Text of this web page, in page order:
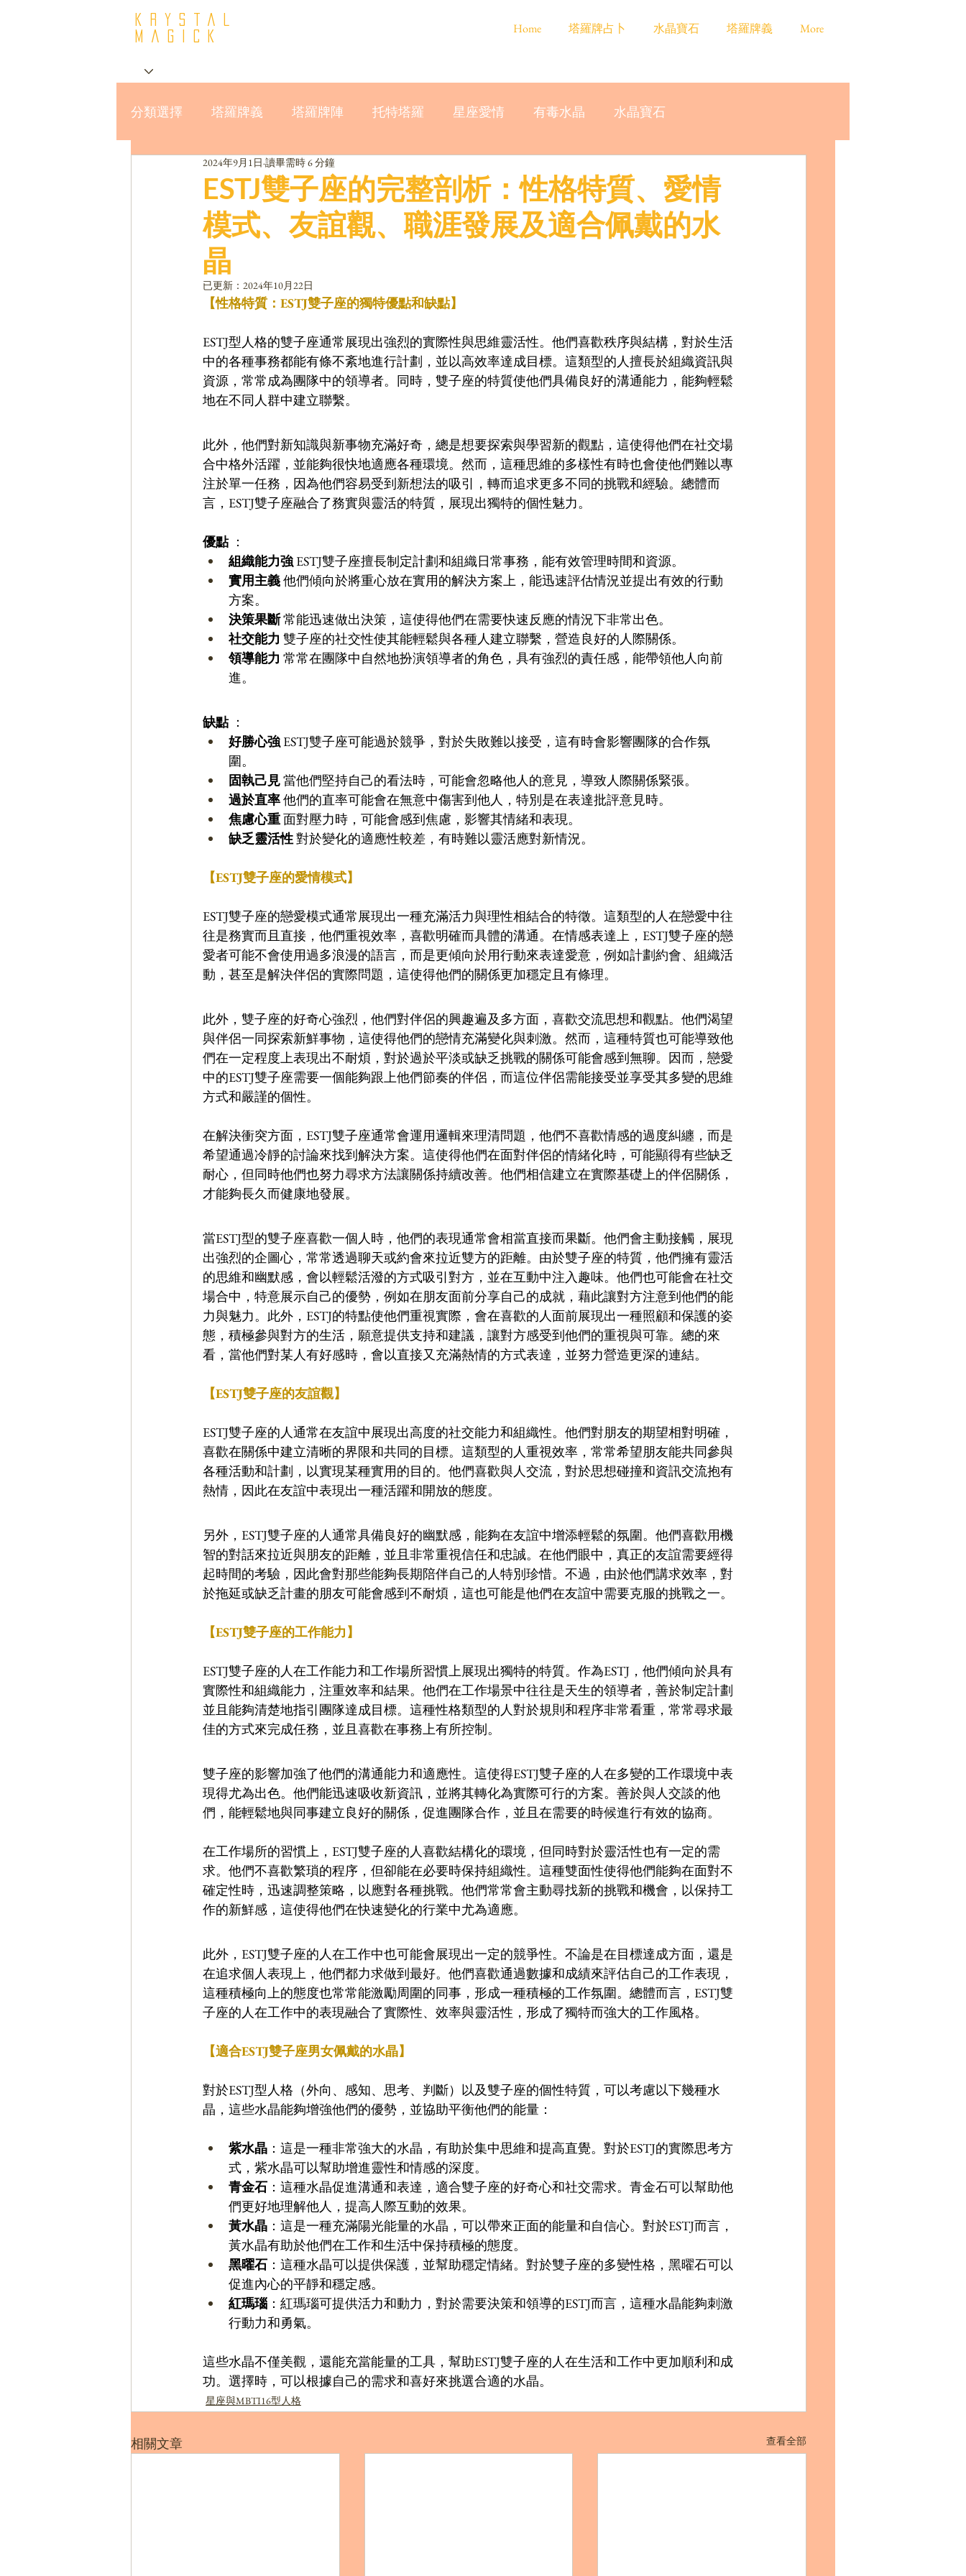
krystal
Magick
分類選擇 塔羅牌義 塔羅牌陣 托特塔羅 星座愛情 有毒水晶 水晶寶石
星座與MBTI16型人格
ESTJ雙子座的完整剖析：性格特質、愛情
模式、友誼觀、職涯發展及適合佩戴的水
晶
2024年9月1日 讀畢需時 6 分鐘
已更新： 2024年10月22日
【性格特質：ESTJ雙子座的獨特優點和缺點】
ESTJ型人格的雙子座通常展現出強烈的實際性與思維靈活性。他們喜歡秩序與結構，對於生活
中的各種事務都能有條不紊地進行計劃，並以高效率達成目標。這類型的人擅長於組織資訊與
資源，常常成為團隊中的領導者。同時，雙子座的特質使他們具備良好的溝通能力，能夠輕鬆
地在不同人群中建立聯繫。
此外，他們對新知識與新事物充滿好奇，總是想要探索與學習新的觀點，這使得他們在社交場
合中格外活躍，並能夠很快地適應各種環境。然而，這種思維的多樣性有時也會使他們難以專
注於單一任務，因為他們容易受到新想法的吸引，轉而追求更多不同的挑戰和經驗。總體而
言，ESTJ雙子座融合了務實與靈活的特質，展現出獨特的個性魅力。
優點 ：
組織能力強 ESTJ雙子座擅長制定計劃和組織日常事務，能有效管理時間和資源。
實用主義 他們傾向於將重心放在實用的解決方案上，能迅速評估情況並提出有效的行動
方案。
決策果斷 常能迅速做出決策，這使得他們在需要快速反應的情況下非常出色。
社交能力 雙子座的社交性使其能輕鬆與各種人建立聯繫，營造良好的人際關係。
領導能力 常常在團隊中自然地扮演領導者的角色，具有強烈的責任感，能帶領他人向前
進。
缺點 ：
好勝心強 ESTJ雙子座可能過於競爭，對於失敗難以接受，這有時會影響團隊的合作氛
圍。
固執己見 當他們堅持自己的看法時，可能會忽略他人的意見，導致人際關係緊張。
過於直率 他們的直率可能會在無意中傷害到他人，特別是在表達批評意見時。
焦慮心重 面對壓力時，可能會感到焦慮，影響其情緒和表現。
缺乏靈活性 對於變化的適應性較差，有時難以靈活應對新情況。
【ESTJ雙子座的愛情模式】
ESTJ雙子座的戀愛模式通常展現出一種充滿活力與理性相結合的特徵。這類型的人在戀愛中往
往是務實而且直接，他們重視效率，喜歡明確而具體的溝通。在情感表達上，ESTJ雙子座的戀
愛者可能不會使用過多浪漫的語言，而是更傾向於用行動來表達愛意，例如計劃約會、組織活
動，甚至是解決伴侶的實際問題，這使得他們的關係更加穩定且有條理。
此外，雙子座的好奇心強烈，他們對伴侶的興趣遍及多方面，喜歡交流思想和觀點。他們渴望
與伴侶一同探索新鮮事物，這使得他們的戀情充滿變化與刺激。然而，這種特質也可能導致他
們在一定程度上表現出不耐煩，對於過於平淡或缺乏挑戰的關係可能會感到無聊。因而，戀愛
中的ESTJ雙子座需要一個能夠跟上他們節奏的伴侶，而這位伴侶需能接受並享受其多變的思維
方式和嚴謹的個性。
在解決衝突方面，ESTJ雙子座通常會運用邏輯來理清問題，他們不喜歡情感的過度糾纏，而是
希望通過冷靜的討論來找到解決方案。這使得他們在面對伴侶的情緒化時，可能顯得有些缺乏
耐心，但同時他們也努力尋求方法讓關係持續改善。他們相信建立在實際基礎上的伴侶關係，
才能夠長久而健康地發展。
當ESTJ型的雙子座喜歡一個人時，他們的表現通常會相當直接而果斷。他們會主動接觸，展現
出強烈的企圖心，常常透過聊天或約會來拉近雙方的距離。由於雙子座的特質，他們擁有靈活
的思維和幽默感，會以輕鬆活潑的方式吸引對方，並在互動中注入趣味。他們也可能會在社交
場合中，特意展示自己的優勢，例如在朋友面前分享自己的成就，藉此讓對方注意到他們的能
力與魅力。此外，ESTJ的特點使他們重視實際，會在喜歡的人面前展現出一種照顧和保護的姿
態，積極參與對方的生活，願意提供支持和建議，讓對方感受到他們的重視與可靠。總的來
看，當他們對某人有好感時，會以直接又充滿熱情的方式表達，並努力營造更深的連結。
【ESTJ雙子座的友誼觀】
ESTJ雙子座的人通常在友誼中展現出高度的社交能力和組織性。他們對朋友的期望相對明確，
喜歡在關係中建立清晰的界限和共同的目標。這類型的人重視效率，常常希望朋友能共同參與
各種活動和計劃，以實現某種實用的目的。他們喜歡與人交流，對於思想碰撞和資訊交流抱有
熱情，因此在友誼中表現出一種活躍和開放的態度。
另外，ESTJ雙子座的人通常具備良好的幽默感，能夠在友誼中增添輕鬆的氛圍。他們喜歡用機
智的對話來拉近與朋友的距離，並且非常重視信任和忠誠。在他們眼中，真正的友誼需要經得
起時間的考驗，因此會對那些能夠長期陪伴自己的人特別珍惜。不過，由於他們講求效率，對
於拖延或缺乏計畫的朋友可能會感到不耐煩，這也可能是他們在友誼中需要克服的挑戰之一。
【ESTJ雙子座的工作能力】
ESTJ雙子座的人在工作能力和工作場所習慣上展現出獨特的特質。作為ESTJ，他們傾向於具有
實際性和組織能力，注重效率和結果。他們在工作場景中往往是天生的領導者，善於制定計劃
並且能夠清楚地指引團隊達成目標。這種性格類型的人對於規則和程序非常看重，常常尋求最
佳的方式來完成任務，並且喜歡在事務上有所控制。
雙子座的影響加強了他們的溝通能力和適應性。這使得ESTJ雙子座的人在多變的工作環境中表
現得尤為出色。他們能迅速吸收新資訊，並將其轉化為實際可行的方案。善於與人交談的他
們，能輕鬆地與同事建立良好的關係，促進團隊合作，並且在需要的時候進行有效的協商。
在工作場所的習慣上，ESTJ雙子座的人喜歡結構化的環境，但同時對於靈活性也有一定的需
求。他們不喜歡繁瑣的程序，但卻能在必要時保持組織性。這種雙面性使得他們能夠在面對不
確定性時，迅速調整策略，以應對各種挑戰。他們常常會主動尋找新的挑戰和機會，以保持工
作的新鮮感，這使得他們在快速變化的行業中尤為適應。
此外，ESTJ雙子座的人在工作中也可能會展現出一定的競爭性。不論是在目標達成方面，還是
在追求個人表現上，他們都力求做到最好。他們喜歡通過數據和成績來評估自己的工作表現，
這種積極向上的態度也常常能激勵周圍的同事，形成一種積極的工作氛圍。總體而言，ESTJ雙
子座的人在工作中的表現融合了實際性、效率與靈活性，形成了獨特而強大的工作風格。
【適合ESTJ雙子座男女佩戴的水晶】
對於ESTJ型人格（外向、感知、思考、判斷）以及雙子座的個性特質，可以考慮以下幾種水
晶，這些水晶能夠增強他們的優勢，並協助平衡他們的能量：
紫水晶 ：這是一種非常強大的水晶，有助於集中思維和提高直覺。對於ESTJ的實際思考方
式，紫水晶可以幫助增進靈性和情感的深度。
青金石 ：這種水晶促進溝通和表達，適合雙子座的好奇心和社交需求。青金石可以幫助他
們更好地理解他人，提高人際互動的效果。
黃水晶 ：這是一種充滿陽光能量的水晶，可以帶來正面的能量和自信心。對於ESTJ而言，
黃水晶有助於他們在工作和生活中保持積極的態度。
黑曜石 ：這種水晶可以提供保護，並幫助穩定情緒。對於雙子座的多變性格，黑曜石可以
促進內心的平靜和穩定感。
紅瑪瑙 ：紅瑪瑙可提供活力和動力，對於需要決策和領導的ESTJ而言，這種水晶能夠刺激
行動力和勇氣。
這些水晶不僅美觀，還能充當能量的工具，幫助ESTJ雙子座的人在生活和工作中更加順利和成
功。選擇時，可以根據自己的需求和喜好來挑選合適的水晶。
星座與MBTI16型人格
相關文章 查看全部
Home 塔羅牌占卜 水晶寶石 塔羅牌義 More